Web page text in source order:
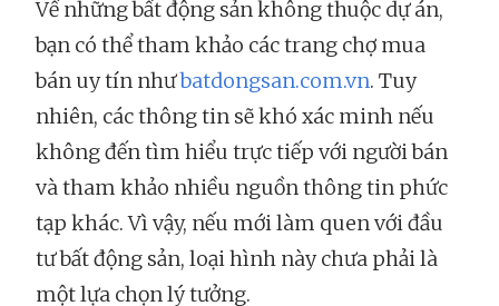
Về những bất động sản không thuộc dự án,
bạn có thể tham khảo các trang chợ mua
bán uy tín nhưbatdongsan.com.vn. Tuy
nhiên, các thông tin sẽ khó xác minh nếu
không đến tìm hiểu trực tiếp với người bán
và tham khảo nhiều nguồn thông tin phức
tạp khác. Vì vậy, nếu mới làm quen với đầu
tư bất động sản, loại hình này chưa phải là
một lựa chọn lý tưởng.